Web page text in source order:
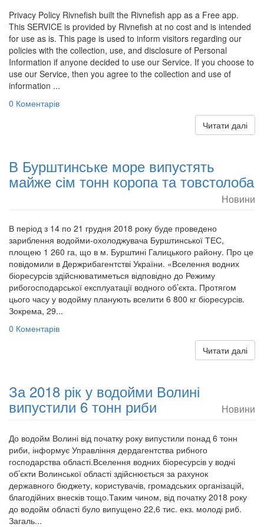
Privacy Policy Rivnefish built the Rivnefish app as a Free app.
This SERVICE is provided by Rivnefish at no cost and is intended
for use as is. This page is used to inform visitors regarding our
policies with the collection, use, and disclosure of Personal
Information if anyone decided to use our Service. If you choose to
use our Service, then you agree to the collection and use of
information ...
0 Коментарів
Читати далі
В Бурштинське море випустять
майже сім тонн коропа та товстолоба
Новини
В період з 14 по 21 грудня 2018 року буде проведено
зариблення водойми-охолоджувача Бурштинської ТЕС,
площею 1 260 га, що в м. Бурштині Галицького району. Про це
повідомили в Держрибагентстві України. «Вселення водних
біоресурсів здійснюватиметься відповідно до Режиму
рибогосподарської експлуатації водного об’єкта. Протягом
цього часу у водойму планують вселити 6 800 кг біоресурсів.
Зокрема, 29...
0 Коментарів
Читати далі
За 2018 рік у водойми Волині
випустили 6 тонн риби Новини
До водойм Волині від початку року випустили понад 6 тонн
риби, інформує Управління дердагентства рибного
господарства області.Вселення водних біоресурсів у водні
об’єкти Волинської області здійснюється за рахунок
державного бюджету, користувачів, громадських організацій,
благодійних внесків тощо.Таким чином, від початку 2018 року
до водойм області було випущено 22,6 тис. екз. молоді риб.
Загаль...